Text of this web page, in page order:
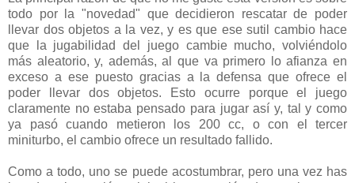
todo por la "novedad" que decidieron rescatar de poder
llevar dos objetos a la vez, y es que ese sutil cambio hace
que la jugabilidad del juego cambie mucho, volviéndolo
más aleatorio, y, además, al que va primero lo afianza en
exceso a ese puesto gracias a la defensa que ofrece el
poder llevar dos objetos. Esto ocurre porque el juego
claramente no estaba pensado para jugar así y, tal y como
ya pasó cuando metieron los 200 cc, o con el tercer
miniturbo, el cambio ofrece un resultado fallido.
Como a todo, uno se puede acostumbrar, pero una vez has